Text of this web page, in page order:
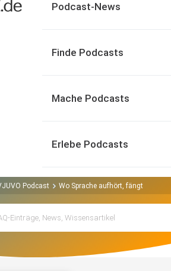
Podcast-News
Finde Podcasts
Mache Podcasts
Erlebe Podcasts
Podcast Wo Sprache aufhört, fängt Musik